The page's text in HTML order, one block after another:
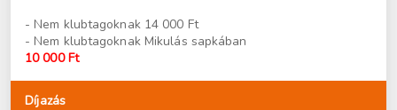
- Nem klubtagoknak 14 000 Ft
- Nem klubtagoknak Mikulás sapkában
10 000 Ft
Díjazás